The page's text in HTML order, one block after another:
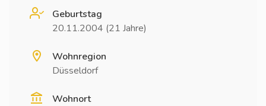
Geburtstag
20.11.2004 (21 Jahre)
Wohnregion
Düsseldorf
Wohnort